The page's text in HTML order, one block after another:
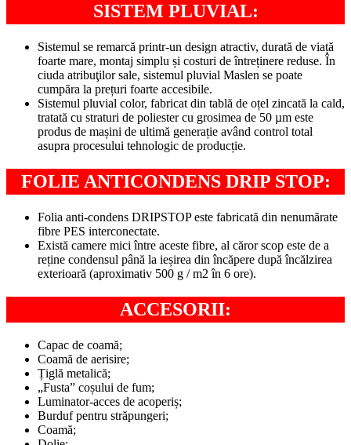
SISTEM PLUVIAL:
Sistemul se remarcă printr-un design atractiv, durată de viață
foarte mare, montaj simplu și costuri de întreținere reduse. În
ciuda atribuţilor sale, sistemul pluvial Maslen se poate
cumpăra la prețuri foarte accesibile.
Sistemul pluvial color, fabricat din tablă de oțel zincată la cald,
tratată cu straturi de poliester cu grosimea de 50 µm este
produs de mașini de ultimă generație având control total
asupra procesului tehnologic de producție.
FOLIE ANTICONDENS DRIP STOP:
Folia anti-condens DRIPSTOP este fabricată din nenumărate
fibre PES interconectate.
Există camere mici între aceste fibre, al căror scop este de a
reține condensul până la ieșirea din încăpere după încălzirea
exterioară (aproximativ 500 g / m2 în 6 ore).
ACCESORII:
Capac de coamă;
Coamă de aerisire;
Țiglă metalică;
„Fusta” coșului de fum;
Luminator-acces de acoperiș;
Burduf pentru străpungeri;
Coamă;